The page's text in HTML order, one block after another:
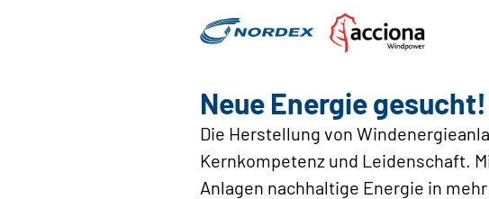
Neue Energie gesucht!
Die Herstellung von
Kernkompetenz und Leidenschaft.
Anlagen nachhaltige Energie in